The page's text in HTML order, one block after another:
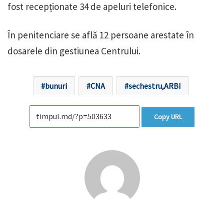
fost recepționate 34 de apeluri telefonice.
În penitenciare se află 12 persoane arestate în
dosarele din gestiunea Centrului.
bunuri CNA sechestru,ARBI
Copy URL